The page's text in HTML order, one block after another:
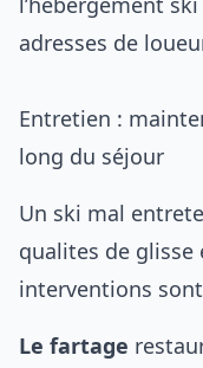
adresses de
Entretien :
long du séjour
Un ski mal
qualites de glisse
interventions
Le fartage